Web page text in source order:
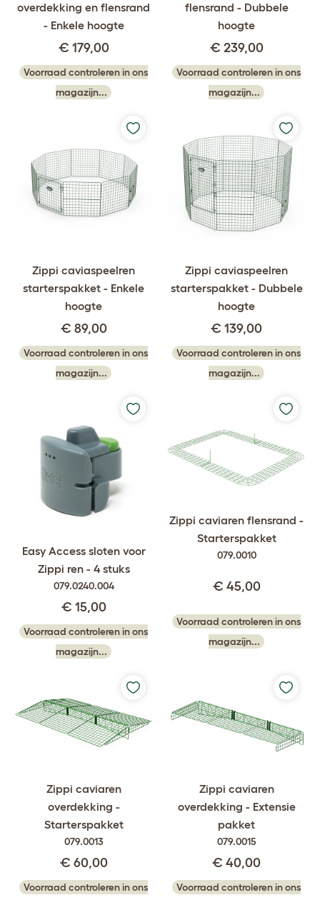
overdekking en flensrand
- Enkele hoogte
€ 179,00
Voorraad controleren in ons
magazijn...
flensrand - Dubbele
hoogte
€ 239,00
Voorraad controleren in ons
magazijn...
Zippi caviaspeelren
starterspakket - Enkele
hoogte
€ 89,00
Voorraad controleren in ons
magazijn...
Zippi caviaspeelren
starterspakket - Dubbele
hoogte
€ 139,00
Voorraad controleren in ons
magazijn...
Easy Access sloten voor
Zippi ren - 4 stuks
079.0240.004
€ 15,00
Voorraad controleren in ons
magazijn...
Zippi caviaren flensrand -
Starterspakket
079.0010
€ 45,00
Voorraad controleren in ons
magazijn...
Zippi caviaren
overdekking -
Starterspakket
079.0013
€ 60,00
Voorraad controleren in ons
Zippi caviaren
overdekking - Extensie
pakket
079.0015
€ 40,00
Voorraad controleren in ons